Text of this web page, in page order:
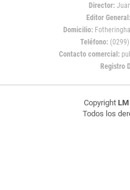
Director:
Editor General:
Domicilio:
Teléfono:
Contacto comercial:
Registro
Copyright LM
Todos los